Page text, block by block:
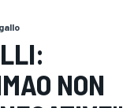
NON